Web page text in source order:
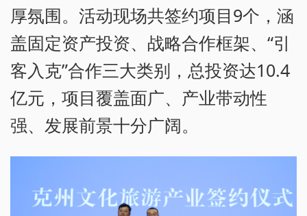
厚氛围。活动现场共签约项目9个，涵
盖固定资产投资、战略合作框架、“引
客入克”合作三大类别，总投资达10.4
亿元，项目覆盖面广、产业带动性
强、发展前景十分广阔。